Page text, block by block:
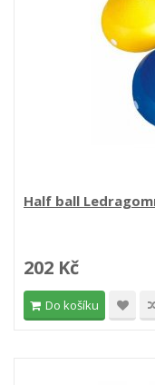
Half ball
202 Kč
Do košíku